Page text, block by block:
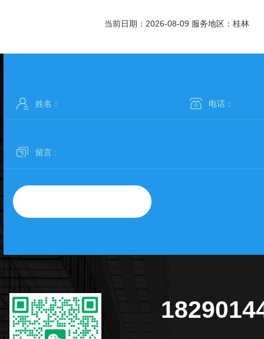
当前日期：2026-08-09 服务地区：桂林